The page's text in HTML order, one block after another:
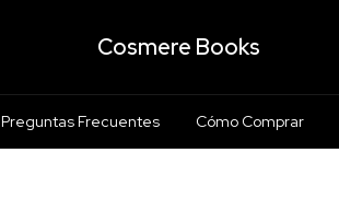
Cosmere Books
Preguntas Frecuentes Cómo Comprar